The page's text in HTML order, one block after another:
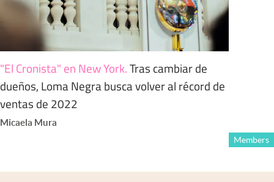
"El Cronista" en New York.Tras cambiar de
dueños, Loma Negra busca volver al récord de
ventas de 2022
Micaela Mura
Members